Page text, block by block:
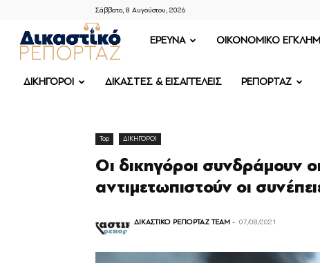
Σάββατο, 8 Αυγούστου, 2026
ΔΙΚΑΣΤΙΚΟ
ΡΕΠΟΡΤΑΖ
ΕΡΕΥΝΑ OIKONOMIKO
ΔΙΚΗΓΟΡΟΙ ΔΙΚΑΣΤΕΣ & ΕΙΣΑΓΓΕΛΕΙΣ ΡΕΠΟΡΤΑΖ
Top ΔΙΚΗΓΟΡΟΙ
Οι δικηγόροι συνδράμουν
αντιμετωπιστούν οι
ΔΙΚΑΣΤΙΚΟ ΡΕΠΟΡΤΑΖ TEAM - 07/08/2021